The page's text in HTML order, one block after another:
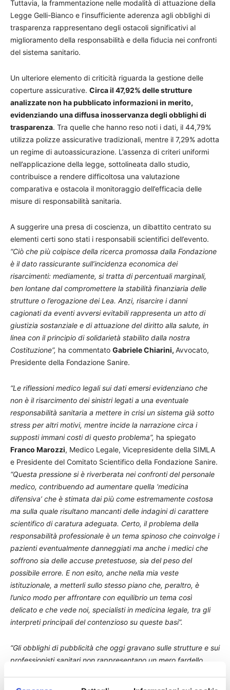
Tuttavia, la frammentazione nelle modalità di attuazione della
Legge Gelli-Bianco e l’insufficiente aderenza agli obblighi di
trasparenza rappresentano degli ostacoli significativi al
miglioramento della responsabilità e della fiducia nei confronti
del sistema sanitario.
Un ulteriore elemento di criticità riguarda la gestione delle
coperture assicurative. Circa il 47,92% delle strutture
analizzate non ha pubblicato informazioni in merito,
evidenziando una diffusa inosservanza degli obblighi di
trasparenza. Tra quelle che hanno reso noti i dati, il 44,79%
utilizza polizze assicurative tradizionali, mentre il 7,29% adotta
un regime di autoassicurazione. L’assenza di criteri uniformi
nell’applicazione della legge, sottolineata dallo studio,
contribuisce a rendere difficoltosa una valutazione
comparativa e ostacola il monitoraggio dell’efficacia delle
misure di responsabilità sanitaria.
A suggerire una presa di coscienza, un dibattito centrato su
elementi certi sono stati i responsabili scientifici dell’evento.
“Ciò che più colpisce della ricerca promossa dalla Fondazione
è il dato rassicurante sull’incidenza economica dei
risarcimenti: mediamente, si tratta di percentuali marginali,
ben lontane dal compromettere la stabilità finanziaria delle
strutture o l’erogazione dei Lea. Anzi, risarcire i danni
cagionati da eventi avversi evitabili rappresenta un atto di
giustizia sostanziale e di attuazione del diritto alla salute, in
linea con il principio di solidarietà stabilito dalla nostra
Costituzione”, ha commentato Gabriele Chiarini, Avvocato,
Presidente della Fondazione Sanire.
“Le riflessioni medico legali sui dati emersi evidenziano che
non è il risarcimento dei sinistri legati a una eventuale
responsabilità sanitaria a mettere in crisi un sistema già sotto
stress per altri motivi, mentre incide la narrazione circa i
supposti immani costi di questo problema”, ha spiegato
Franco Marozzi, Medico Legale, Vicepresidente della SIMLA
e Presidente del Comitato Scientifico della Fondazione Sanire.
“Questa pressione si è riverberata nei confronti del personale
medico, contribuendo ad aumentare quella ‘medicina
difensiva’ che è stimata dai più come estremamente costosa
ma sulla quale risultano mancanti delle indagini di carattere
scientifico di caratura adeguata. Certo, il problema della
responsabilità professionale è un tema spinoso che coinvolge i
pazienti eventualmente danneggiati ma anche i medici che
soffrono sia delle accuse pretestuose, sia del peso del
possibile errore. E non esito, anche nella mia veste
istituzionale, a metterli sullo stesso piano che, peraltro, è
l’unico modo per affrontare con equilibrio un tema così
delicato e che vede noi, specialisti in medicina legale, tra gli
interpreti principali del contenzioso su queste basi”.
“Gli obblighi di pubblicità che oggi gravano sulle strutture e sui
professionisti sanitari non rappresentano un mero fardello